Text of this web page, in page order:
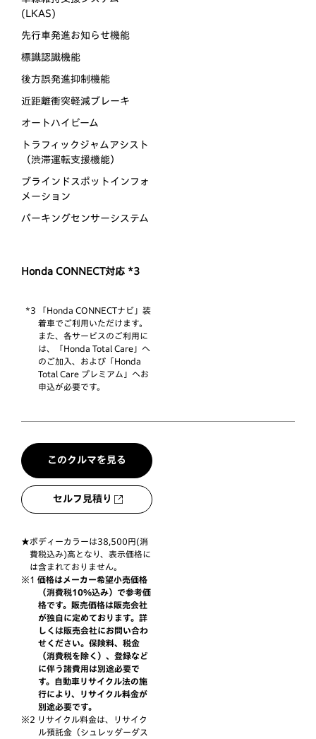
(LKAS)
先行車発進お知らせ機能
標識認識機能
後方誤発進抑制機能
近距離衝突軽減ブレーキ
オートハイビーム
トラフィックジャムアシスト
（渋滞運転支援機能）
ブラインドスポットインフォ
メーション
パーキングセンサーシステム
Honda CONNECT対応 *3
*3 「Honda CONNECTナビ」装
着車でご利用いただけます。
また、各サービスのご利用に
は、「Honda Total Care」へ
のご加入、および「Honda
Total Care プレミアム」へお
申込が必要です。
このクルマを見る
セルフ見積り
ボディーカラーは38,500円(消
費税込み)高となり、表示価格に
は含まれておりません。
価格はメーカー希望小売価格
（消費税10%込み）で参考価
格です。販売価格は販売会社
が独自に定めております。詳
しくは販売会社にお問い合わ
せください。保険料、税金
（消費税を除く）、登録など
に伴う諸費用は別途必要で
す。自動車リサイクル法の施
行により、リサイクル料金が
別途必要です。
リサイクル料金は、リサイク
ル預託金（シュレッダーダス